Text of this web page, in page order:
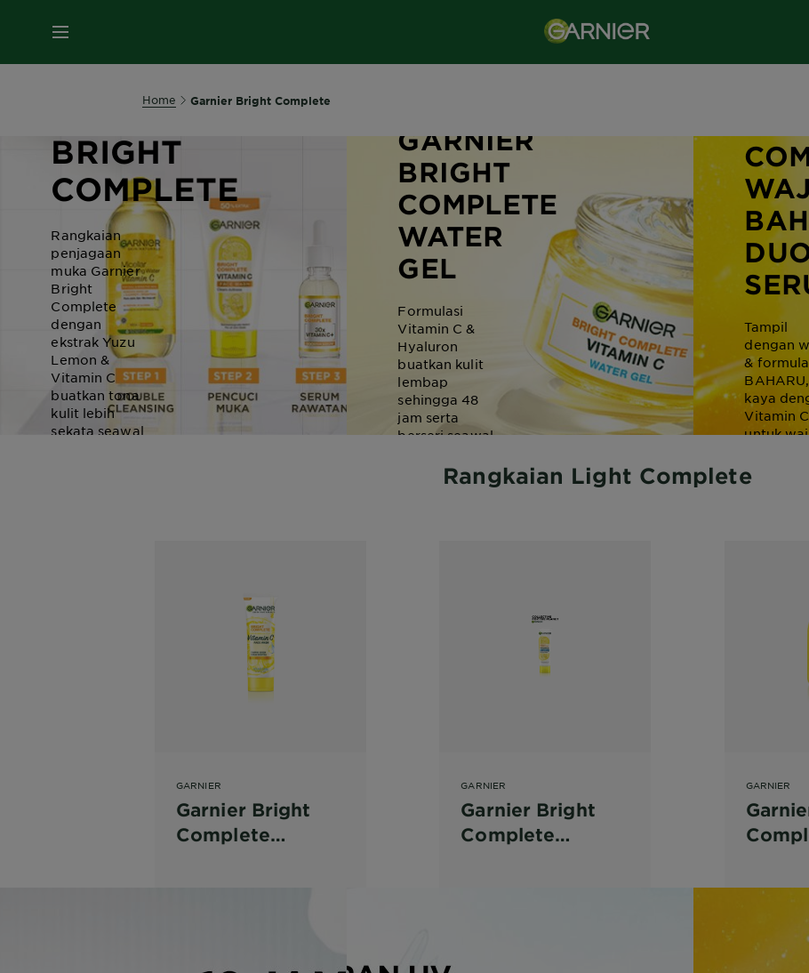
MENU
Home Garnier Bright Complete
GARNIER
BRIGHT
COMPLETE
Rangkaian
penjagaan
muka Garnier
Bright
Complete
dengan
ekstrak Yuzu
Lemon &
Vitamin C
buatkan tona
kulit lebih
sekata seawal
GARNIER
BRIGHT
COMPLETE
WATER
GEL
Formulasi
Vitamin C &
Hyaluron
buatkan kulit
lembap
sehingga 48
jam serta
berseri seawal
Tampil
dengan
&
BAHARU,
kaya
Vitamin C
untuk
bintik
Rangkaian Light Complete
GARNIER
Garnier Bright
Complete
GARNIER
Garnier Bright
Complete
GARNIER
Toner